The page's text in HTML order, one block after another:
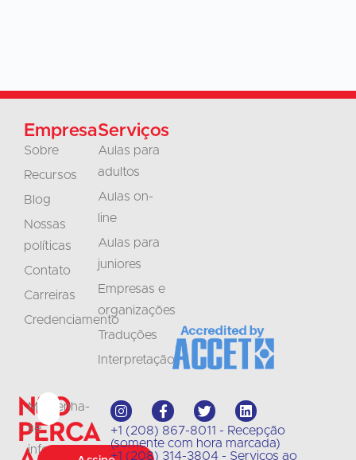
Não
perca
Mantenha-
se
informado
+1 (208) 867-8011 - Recepção
(somente com hora marcada)
+1 (208) 314-3804 - Serviços ao
Empresa
Sobre
Recursos
Blog
Nossas
políticas
Contato
Carreiras
Credenciamento
Serviços
Aulas para
adultos
Aulas on-
line
Aulas para
juniores
Empresas e
organizações
Traduções
Interpretação